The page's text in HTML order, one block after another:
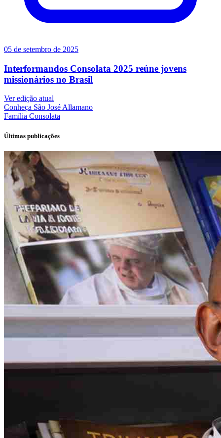
05 de setembro de 2025
Interformandos Consolata 2025 reúne jovens
missionários no Brasil
Ver edição atual
Conheça São José Allamano
Família Consolata
Últimas publicações